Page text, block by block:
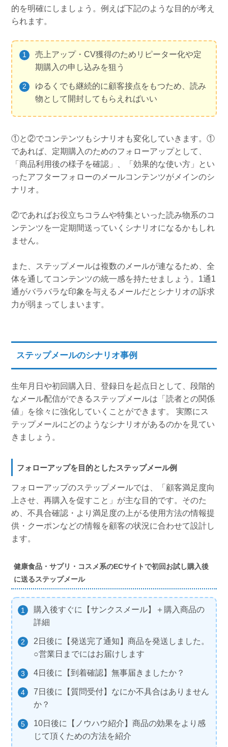
的を明確にしましょう。例えば下記のような目的が考え
られます。
売上アップ・CV獲得のためリピーター化や定
期購入の申し込みを狙う
ゆるくでも継続的に顧客接点をもつため、読み
物として開封してもらえればいい
①と②でコンテンツもシナリオも変化していきます。①
であれば、定期購入のためのフォローアップとして、
「商品利用後の様子を確認」、「効果的な使い方」とい
ったアフターフォローのメールコンテンツがメインのシ
ナリオ。
②であればお役立ちコラムや特集といった読み物系のコ
ンテンツを一定期間送っていくシナリオになるかもしれ
ません。
また、ステップメールは複数のメールが連なるため、全
体を通してコンテンツの統一感を持たせましょう。1通1
通がバラバラな印象を与えるメールだとシナリオの訴求
力が弱まってしまいます。
ステップメールのシナリオ事例
生年月日や初回購入日、登録日を起点日として、段階的
なメール配信ができるステップメールは「読者との関係
値」を徐々に強化していくことができます。 実際にス
テップメールにどのようなシナリオがあるのかを見てい
きましょう。
フォローアップを目的としたステップメール例
フォローアップのステップメールでは、「顧客満足度向
上させ、再購入を促すこと」が主な目的です。そのた
め、不具合確認・より満足度の上がる使用方法の情報提
供・クーポンなどの情報を顧客の状況に合わせて設計し
ます。
健康食品・サプリ・コスメ系のECサイトで初回お試し購入後
に送るステップメール
購入後すぐに【サンクスメール】＋購入商品の
詳細
2日後に【発送完了通知】商品を発送しました。
○営業日までにはお届けします
4日後に【到着確認】無事届きましたか？
7日後に【質問受付】なにか不具合はありません
か？
10日後に【ノウハウ紹介】商品の効果をより感
じて頂くための方法を紹介